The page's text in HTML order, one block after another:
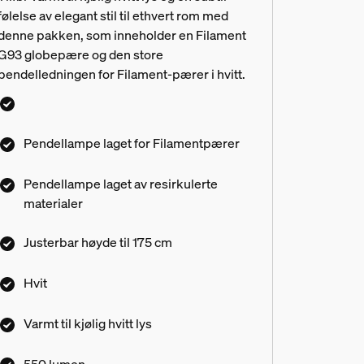
av elegant stil til ethvert rom med
pakken, som inneholder en Filament
globepære og den store
for Filament-pærer i hvitt.
Pendellampe laget for Filamentpærer
Pendellampe laget av resirkulerte
materialer
Justerbar høyde til 175 cm
Hvit
Varmt til kjølig hvitt lys